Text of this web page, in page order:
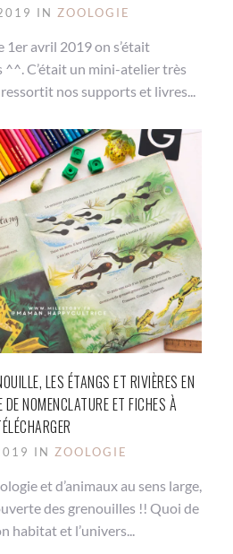
IN ZOOLOGIE
avril 2019 on s’était
^^. C’était un mini-atelier très
nos supports et livres...
LES ÉTANGS ET RIVIÈRES EN
NOMENCLATURE ET FICHES À
IN ZOOLOGIE
et d’animaux au sens large,
des grenouilles !! Quoi de
habitat et l’univers...